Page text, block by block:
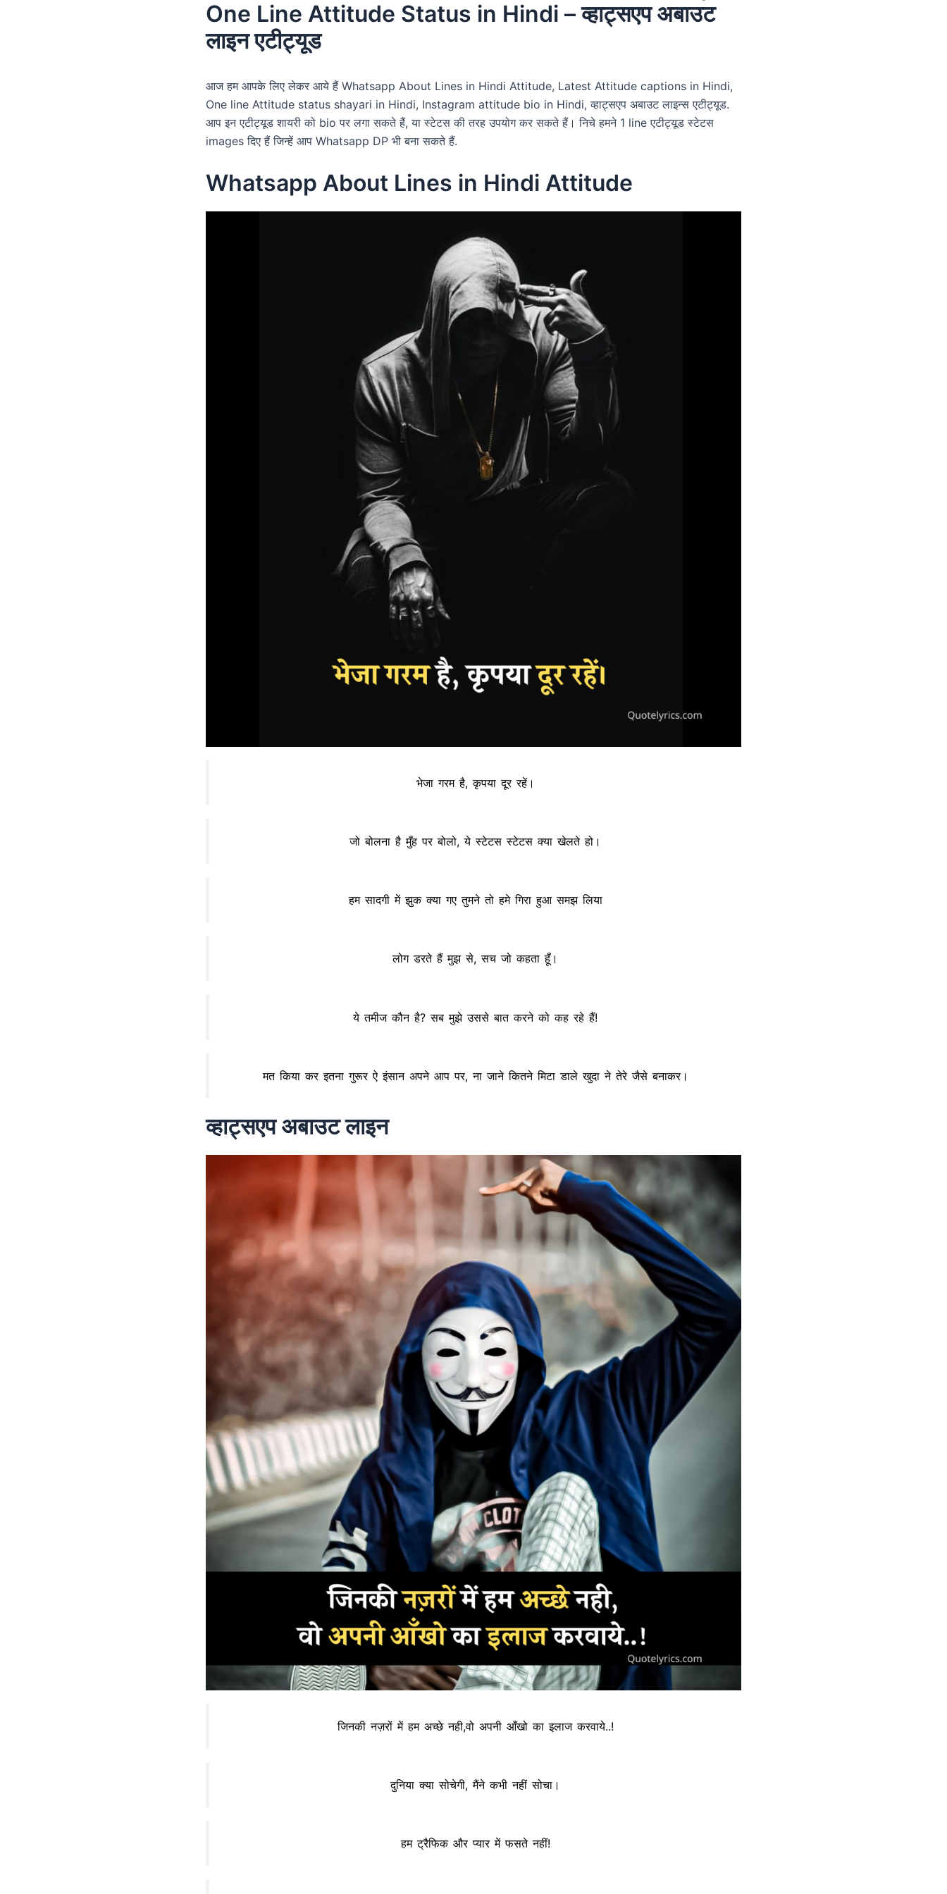
One Line Attitude Status in Hindi – व्हाट्सएप अबाउट
लाइन एटीट्यूड
आज हम आपके लिए लेकर आये हैं Whatsapp About Lines in Hindi Attitude, Latest Attitude captions in Hindi,
One line Attitude status shayari in Hindi, Instagram attitude bio in Hindi, व्हाट्सएप अबाउट लाइन्स एटीट्यूड.
आप इन एटीट्यूड शायरी को bio पर लगा सकते हैं, या स्टेटस की तरह उपयोग कर सकते हैं। निचे हमने 1 line एटीट्यूड स्टेटस
images दिए हैं जिन्हें आप Whatsapp DP भी बना सकते हैं.
Whatsapp About Lines in Hindi Attitude
भेजा गरम है, कृपया दूर रहें।
जो बोलना है मुँह पर बोलो, ये स्टेटस स्टेटस क्या खेलते हो।
हम सादगी में झुक क्या गए तुमने तो हमे गिरा हुआ समझ लिया
लोग डरते हैं मुझ से, सच जो कहता हूँ।
ये तमीज कौन है? सब मुझे उससे बात करने को कह रहे हैं!
मत किया कर इतना गुरूर ऐ इंसान अपने आप पर, ना जाने कितने मिटा डाले खुदा ने तेरे जैसे बनाकर।
व्हाट्सएप अबाउट लाइन
जिनकी नज़रों में हम अच्छे नही,वो अपनी आँखो का इलाज करवाये..!
दुनिया क्या सोचेगी, मैंने कभी नहीं सोचा।
हम ट्रैफिक और प्यार में फसते नहीं!